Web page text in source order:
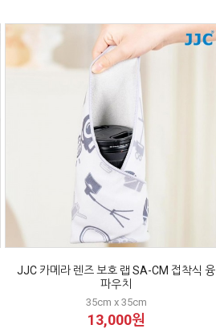
JJC 카메라 렌즈 보호 랩 SA-CM 접착식 융
파우치
35cm x 35cm
13,000원